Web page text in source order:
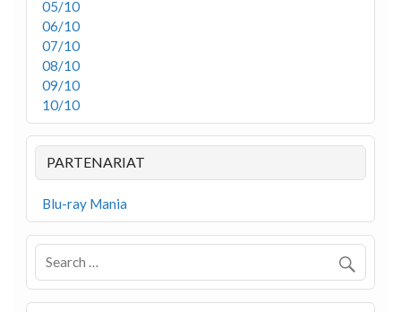
05/10
06/10
07/10
08/10
09/10
10/10
PARTENARIAT
Blu-ray Mania